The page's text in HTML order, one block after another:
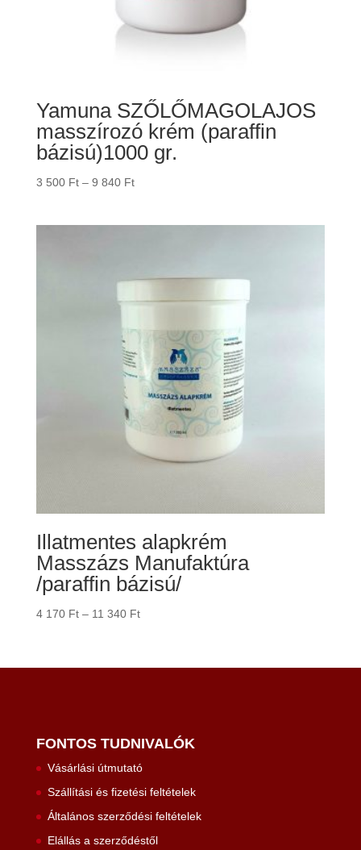
Yamuna SZŐLŐMAGOLAJOS
masszírozó krém (paraffin
bázisú)1000 gr.
3 500 Ft – 9 840 FtÁrtartomány:
Illatmentes alapkrém
Masszázs Manufaktúra
/paraffin bázisú/
4 170 Ft – 11 340 FtÁrtartomány:
-
FONTOS TUDNIVALÓK
Vásárlási útmutató
Szállítási és fizetési feltételek
Általános szerződési feltételek
Elállás a szerződéstől